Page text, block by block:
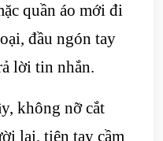
quần áo mới đi
đầu ngón tay
lời tin nhắn.
không nỡ cắt
lại, tiện tay cầm